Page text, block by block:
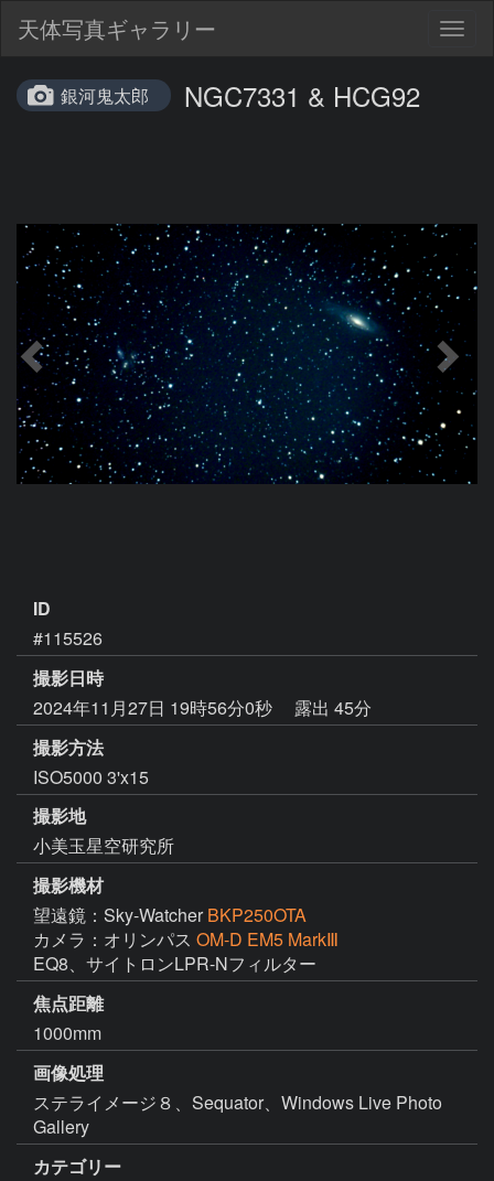
天体写真ギャラリー
銀河鬼太郎 NGC7331 & HCG92
ID
#115526
撮影日時
2024年11月27日 19時56分0秒
露出 45分
撮影方法
ISO5000 3'x15
撮影地
小美玉星空研究所
撮影機材
望遠鏡：Sky-Watcher BKP250OTA
カメラ：オリンパス OM-D EM5 MarkⅢ
EQ8、サイトロンLPR-Nフィルター
焦点距離
1000mm
画像処理
ステライメージ８、Sequator、Windows Live Photo
Gallery
カテゴリー